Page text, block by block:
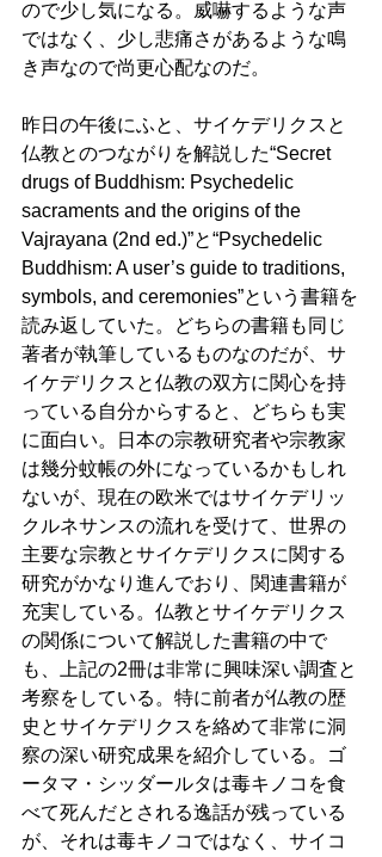
ので少し気になる。威嚇するような声
ではなく、少し悲痛さがあるような鳴
き声なので尚更心配なのだ。
昨日の午後にふと、サイケデリクスと
仏教とのつながりを解説した“Secret
drugs of Buddhism: Psychedelic
sacraments and the origins of the
Vajrayana (2nd ed.)”と“Psychedelic
Buddhism: A user’s guide to traditions,
symbols, and ceremonies”という書籍を
読み返していた。どちらの書籍も同じ
著者が執筆しているものなのだが、サ
イケデリクスと仏教の双方に関心を持
っている自分からすると、どちらも実
に面白い。日本の宗教研究者や宗教家
は幾分蚊帳の外になっているかもしれ
ないが、現在の欧米ではサイケデリッ
クルネサンスの流れを受けて、世界の
主要な宗教とサイケデリクスに関する
研究がかなり進んでおり、関連書籍が
充実している。仏教とサイケデリクス
の関係について解説した書籍の中で
も、上記の2冊は非常に興味深い調査と
考察をしている。特に前者が仏教の歴
史とサイケデリクスを絡めて非常に洞
察の深い研究成果を紹介している。ゴ
ータマ・シッダールタは毒キノコを食
べて死んだとされる逸話が残っている
が、それは毒キノコではなく、サイコ